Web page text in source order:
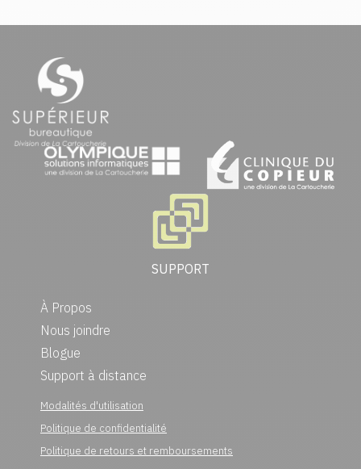
SUPPORT
À Propos
Nous joindre
Blogue
Support à distance
Modalités d'utilisation
Politique de confidentialité
Politique de retours et remboursements